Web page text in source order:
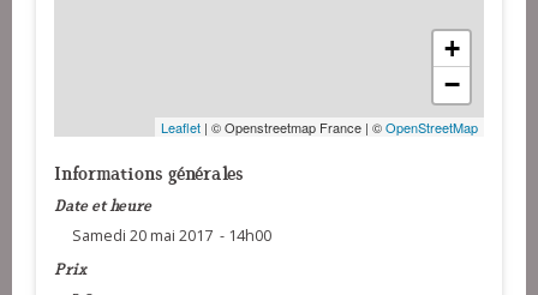
+
−
Leaflet | © Openstreetmap France | ©OpenStreetMap
Informations générales
Date et heure
Samedi 20 mai 2017 - 14h00
Prix